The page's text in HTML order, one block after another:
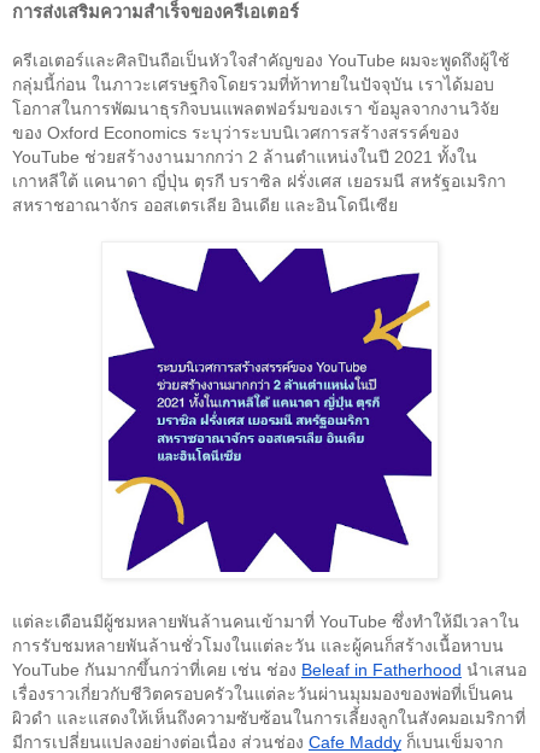
การส่งเสริมความสำเร็จของครีเอเตอร์
ครีเอเตอร์และศิลปินถือเป็นหัวใจสำคัญของ YouTube ผมจะพูดถึงผู้ใช้
กลุ่มนี้ก่อน ในภาวะเศรษฐกิจโดยรวมที่ท้าทายในปัจจุบัน เราได้มอบ
โอกาสในการพัฒนาธุรกิจบนแพลตฟอร์มของเรา ข้อมูลจากงานวิจัย
ของ Oxford Economics ระบุว่าระบบนิเวศการสร้างสรรค์ของ
YouTube ช่วยสร้างงานมากกว่า 2 ล้านตำแหน่งในปี 2021 ทั้งใน
เกาหลีใต้ แคนาดา ญี่ปุ่น ตุรกี บราซิล ฝรั่งเศส เยอรมนี สหรัฐอเมริกา
สหราชอาณาจักร ออสเตรเลีย อินเดีย และอินโดนีเซีย
แต่ละเดือนมีผู้ชมหลายพันล้านคนเข้ามาที่ YouTube ซึ่งทำให้มีเวลาใน
การรับชมหลายพันล้านชั่วโมงในแต่ละวัน และผู้คนก็สร้างเนื้อหาบน
YouTube กันมากขึ้นกว่าที่เคย เช่น ช่อง Beleaf in Fatherhood นำเสนอ
เรื่องราวเกี่ยวกับชีวิตครอบครัวในแต่ละวันผ่านมุมมองของพ่อที่เป็นคน
ผิวดำ และแสดงให้เห็นถึงความซับซ้อนในการเลี้ยงลูกในสังคมอเมริกาที่
มีการเปลี่ยนแปลงอย่างต่อเนื่อง ส่วนช่อง Cafe Maddy ก็เบนเข็มจาก